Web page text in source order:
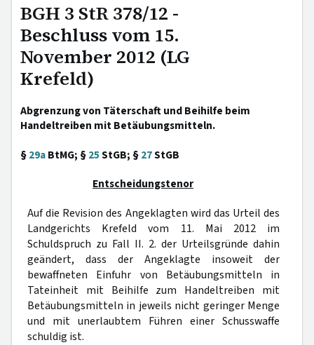
BGH 3 StR 378/12 -
Beschluss vom 15.
November 2012 (LG
Krefeld)
Abgrenzung von Täterschaft und Beihilfe beim
Handeltreiben mit Betäubungsmitteln.
§29aBtMG; §25StGB; §27StGB
Entscheidungstenor
Auf die Revision des Angeklagten wird das Urteil des
Landgerichts Krefeld vom 11. Mai 2012 im
Schuldspruch zu Fall II. 2. der Urteilsgründe dahin
geändert, dass der Angeklagte insoweit der
bewaffneten Einfuhr von Betäubungsmitteln in
Tateinheit mit Beihilfe zum Handeltreiben mit
Betäubungsmitteln in jeweils nicht geringer Menge
und mit unerlaubtem Führen einer Schusswaffe
schuldig ist.